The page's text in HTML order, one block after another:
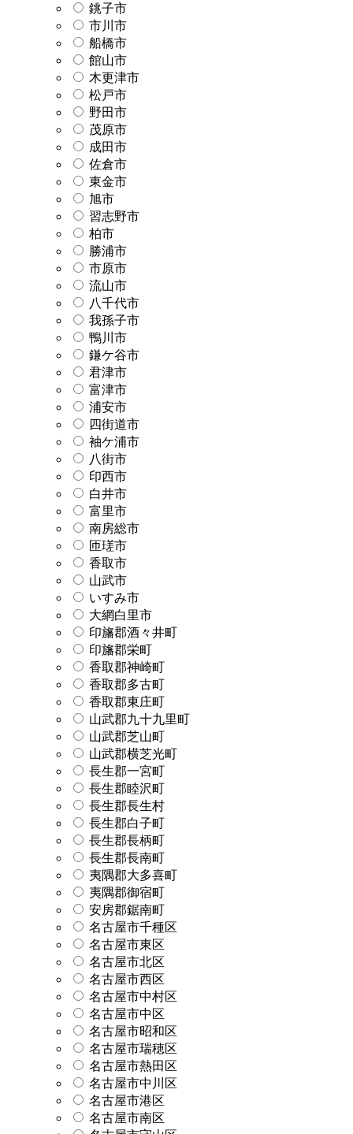
銚子市
市川市
船橋市
館山市
木更津市
松戸市
野田市
茂原市
成田市
佐倉市
東金市
旭市
習志野市
柏市
勝浦市
市原市
流山市
八千代市
我孫子市
鴨川市
鎌ケ谷市
君津市
富津市
浦安市
四街道市
袖ケ浦市
八街市
印西市
白井市
富里市
南房総市
匝瑳市
香取市
山武市
いすみ市
大網白里市
印旛郡酒々井町
印旛郡栄町
香取郡神崎町
香取郡多古町
香取郡東庄町
山武郡九十九里町
山武郡芝山町
山武郡横芝光町
長生郡一宮町
長生郡睦沢町
長生郡長生村
長生郡白子町
長生郡長柄町
長生郡長南町
夷隅郡大多喜町
夷隅郡御宿町
安房郡鋸南町
名古屋市千種区
名古屋市東区
名古屋市北区
名古屋市西区
名古屋市中村区
名古屋市中区
名古屋市昭和区
名古屋市瑞穂区
名古屋市熱田区
名古屋市中川区
名古屋市港区
名古屋市南区